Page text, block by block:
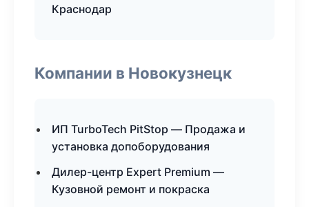
Краснодар
Компании в Новокузнецк
ИП TurboTech PitStop — Продажа и
установка допоборудования
Дилер-центр Expert Premium —
Кузовной ремонт и покраска